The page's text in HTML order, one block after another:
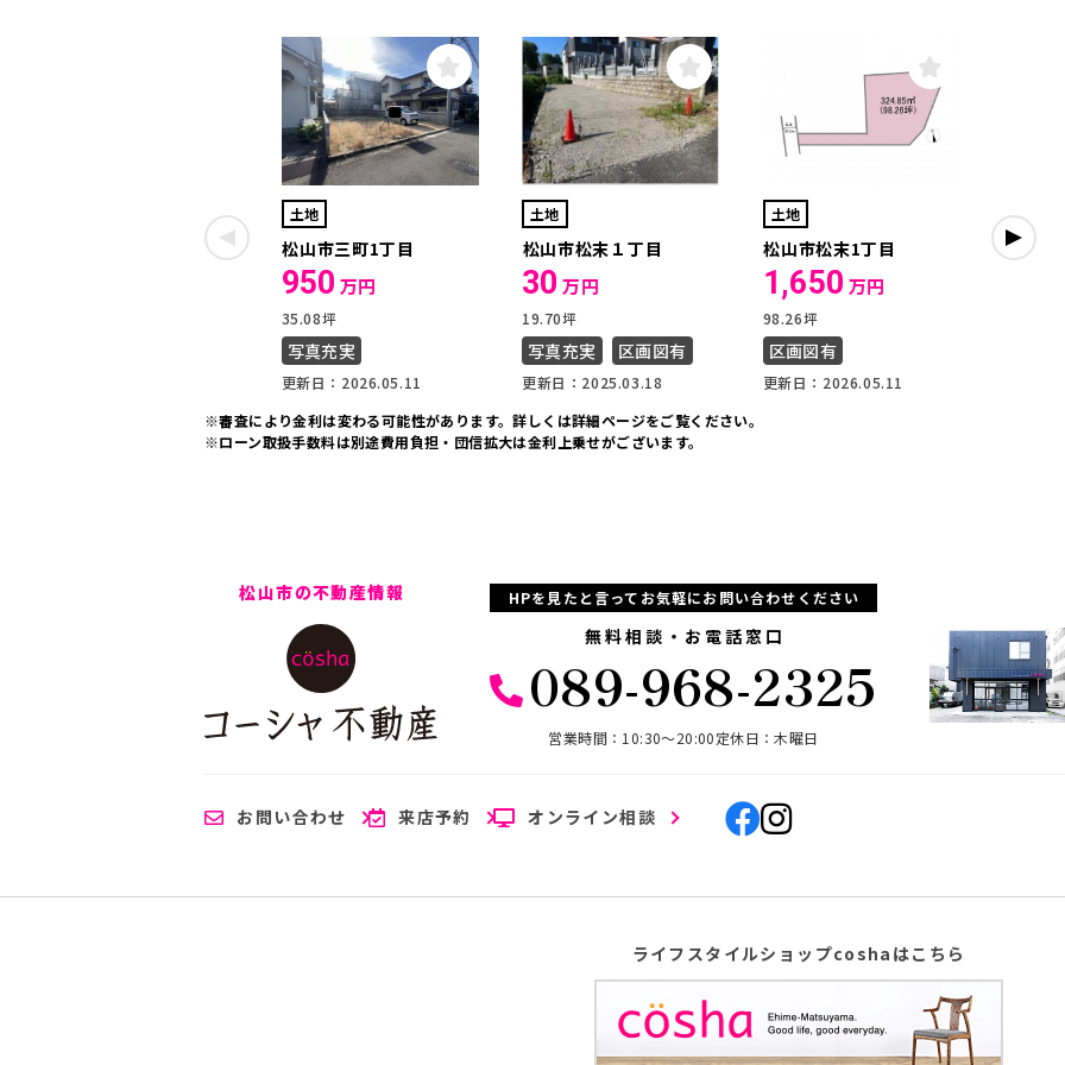
土地
松山市三町1丁目
950 万円
35.08坪
写真充実
更新日：2026.05.11
土地
松山市松末１丁目
30 万円
19.70坪
写真充実 区画図有
更新日：2025.03.18
土地
松山市松末1丁目
1,650 万円
98.26坪
区画図有
更新日：2026.05.11
土地
松山市
※審査により金利は変わる可能性があります。詳しくは詳細ページをご覧ください。
※ローン取扱手数料は別途費用負担・団信拡大は金利上乗せがございます。
松山市の不動産情報 HPを見たと言ってお気軽にお問い合わせください
無料相談・お電話窓口
089-968-2325
営業時間：10:30〜20:00定休日：木曜日
お問い合わせ 来店予約 オンライン相談
ライフスタイルショップcoshaはこちら